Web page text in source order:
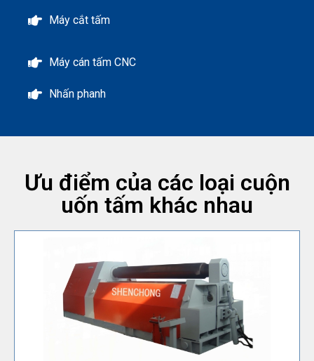
Máy cắt tấm
Máy cán tấm CNC
Nhấn phanh
Ưu điểm của các loại cuộn
uốn tấm khác nhau
Máy cán bốn con lăn
Máy uốn tôn tấm với bộ điều khiển CNC có thể chỉnh
sửa chương trình và lưu lại các bước cán.